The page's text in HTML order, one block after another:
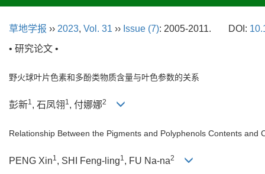
草地学报 ›› 2023, Vol. 31 ›› Issue (7): 2005-2011. DOI:
• 研究论文 •
野火球叶片色素和多酚类物质含量与叶色参数的关系
彭新1, 石凤翎 1, 付娜娜2
Relationship Between the Pigments and Polyphenols Contents and
PENG Xin1, SHI Feng-ling1, FU Na-na2